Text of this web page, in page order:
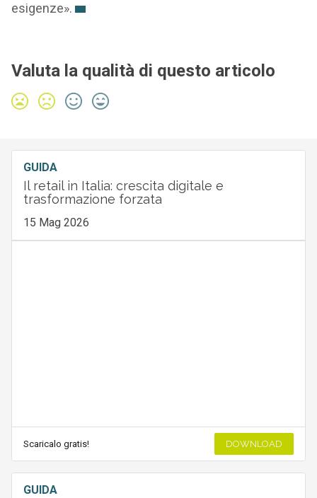
esigenze».
Valuta la qualità di questo articolo
GUIDA
Il retail in Italia: crescita digitale e
trasformazione forzata
15 Mag 2026
Scaricalo gratis! DOWNLOAD
GUIDA